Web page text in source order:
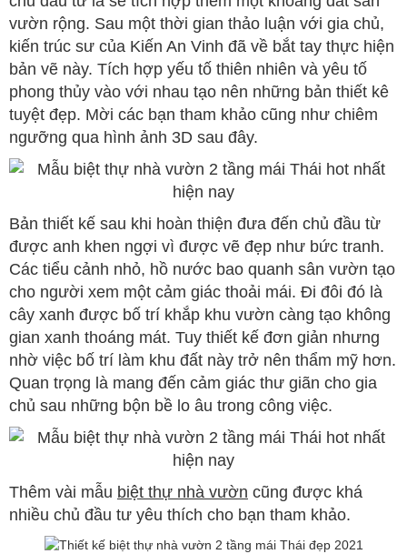
vườn rộng. Sau một thời gian thảo luận với gia chủ,
kiến trúc sư của Kiến An Vinh đã về bắt tay thực hiện
bản vẽ này. Tích hợp yếu tố thiên nhiên và yêu tố
phong thủy vào với nhau tạo nên những bản thiết kê
tuyệt đẹp. Mời các bạn tham khảo cũng như chiêm
ngưỡng qua hình ảnh 3D sau đây.
Bản thiết kế sau khi hoàn thiện đưa đến chủ đầu từ
được anh khen ngợi vì được vẽ đẹp như bức tranh.
Các tiểu cảnh nhỏ, hồ nước bao quanh sân vườn tạo
cho người xem một cảm giác thoải mái. Đi đôi đó là
cây xanh được bố trí khắp khu vườn càng tạo không
gian xanh thoáng mát. Tuy thiết kế đơn giản nhưng
nhờ việc bố trí làm khu đất này trở nên thẩm mỹ hơn.
Quan trọng là mang đến cảm giác thư giãn cho gia
chủ sau những bộn bề lo âu trong công việc.
Thêm vài mẫu biệt thự nhà vườn cũng được khá
nhiều chủ đầu tư yêu thích cho bạn tham khảo.